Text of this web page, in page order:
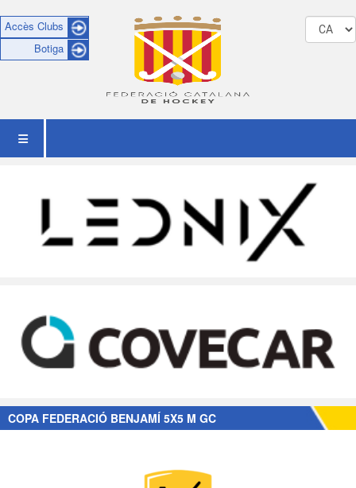
Accès Clubs
Botiga
COPA FEDERACIÓ BENJAMÍ 5X5 M GC